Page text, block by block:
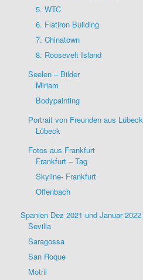
5. WTC
6. Flatiron Building
7. Chinatown
8. Roosevelt Island
Seelen – Bilder
Miriam
Bodypainting
Portrait von Freunden aus Lübeck
Lübeck
Fotos aus Frankfurt
Frankfurt – Tag
Skyline- Frankfurt
Offenbach
Spanien Dez 2021 und Januar 2022
Sevilla
Saragossa
San Roque
Motril